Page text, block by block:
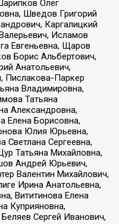
Олег
Шведов Григорий
Каргалицкий
Исламов
Евгеньевна, Щаров
Борис Альбертович,
Анатольевич,
Пислакова-Паркер
Владимировна,
Татьяна
Александровна,
Елена Борисовна,
Юлия Юрьевна,
Светлана Сергеевна,
Татьяна Михайловна,
Андрей Юрьевич,
Валентин Михайлович,
Ирина Анатольевна,
Вититинова Елена
Куприяновна,
Сергей Иванович,